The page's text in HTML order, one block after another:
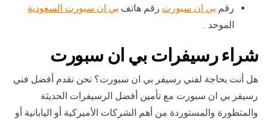
رقم بي ان سبورت رقم هاتف بي ان سبورت السعودية
الموحد .
شراء رسيفرات بي ان سبورت
هل أنت بحاجة لفني رسيفر بي ان سبورت؟ نحن نقدم أفضل فني
رسيفر بي ان سبورت مع تأمين أفضل الرسيفرات الحديثة
والمتطورة والمستوردة من أهم الشركات الأميركية أو اليابانية أو